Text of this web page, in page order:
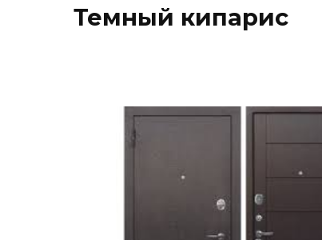
ЖБИ материалы
внутренняя отделка
Рулонная
Вакансии
Темный кипарис